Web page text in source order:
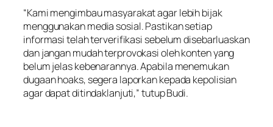
“Kami mengimbau masyarakat agar lebih bijak
menggunakan media sosial. Pastikan setiap
informasi telah terverifikasi sebelum disebarluaskan
dan jangan mudah terprovokasi oleh konten yang
belum jelas kebenarannya. Apabila menemukan
dugaan hoaks, segera laporkan kepada kepolisian
agar dapat ditindaklanjuti,” tutup Budi.